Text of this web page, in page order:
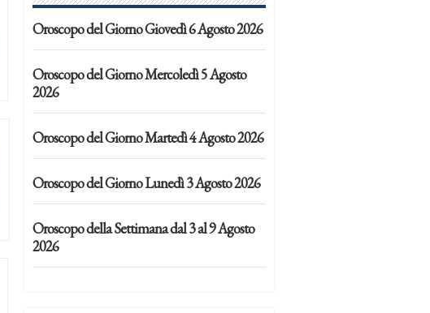
Oroscopo del Giorno Giovedì 6 Agosto 2026
Oroscopo del Giorno Mercoledì 5 Agosto
2026
Oroscopo del Giorno Martedì 4 Agosto 2026
Oroscopo del Giorno Lunedì 3 Agosto 2026
Oroscopo della Settimana dal 3 al 9 Agosto
2026